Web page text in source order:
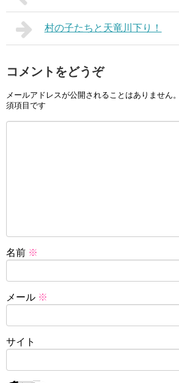
村の子たちと天竜川下り！
コメントをどうぞ
メールアドレスが公開されることはありません。
須項目です
名前 ※
メール ※
サイト